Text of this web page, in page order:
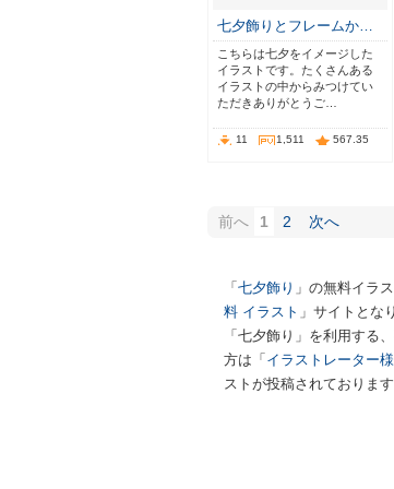
七夕飾りとフレームか…
こちらは七夕をイメージした
イラストです。たくさんある
イラストの中からみつけてい
ただきありがとうご…
11 1,511 567.35
前へ 1 2 次へ
「 七夕飾り 」の無料イラ
料 イラスト 」サイトとな
「七夕飾り」を利用する
方は「 イラストレーター
ストが投稿されております